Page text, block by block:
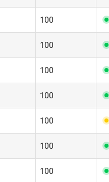
100
100
100
100
100
100
100